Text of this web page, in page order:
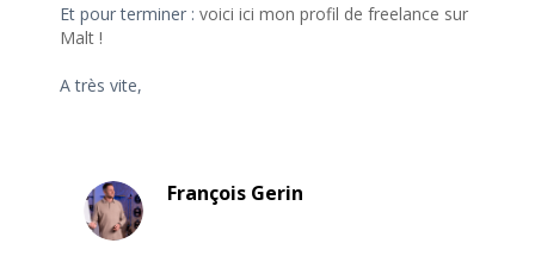
Et pour terminer : voici ici mon profil de freelance sur
Malt !
A très vite,
François Gerin